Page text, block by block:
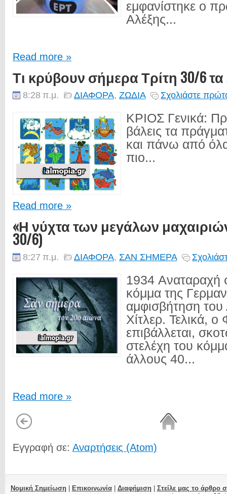
εμφανίστηκε ο
Αλέξης...
Read more »
Τι κρύβουν σήμερα Τρίτη 30/6
8:28 π.μ. ΔΙΑΦΟΡΑ, ΖΩΔΙΑ Σχολιάστε
ΚΡΙΟΣ Γενικά:
βάλεις τα
και πάνω από όλα
πιο...
Read more »
«Η νύχτα των μεγάλων
30/6)
8:27 π.μ. ΔΙΑΦΟΡΑ, ΣΑΝ ΣΗΜΕΡΑ
1934 Αναταραχή
κόμμα της
αμφισβήτηση
Χίτλερ. Τελικά, ο
επιβάλλεται,
στελέχη του
άλλους 40...
Read more »
Εγγραφή σε: Αναρτήσεις (Atom)
Νομική Σημείωση| Επικοινωνία| Διαφήμιση| Στείλε μας το άρθρο